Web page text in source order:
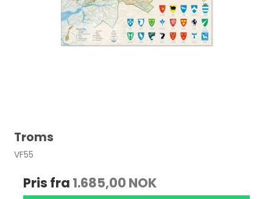
Troms
VF55
Pris fra 1.685,00 NOK